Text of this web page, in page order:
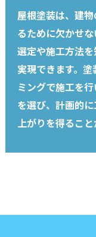
屋根塗装は、建
るために欠かせ
選定や施工方法
実現できます。
ミングで施工を
を選び、計画的
上がりを得ること